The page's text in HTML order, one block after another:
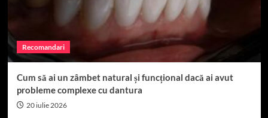
Recomandari
Cum să ai un zâmbet natural și funcțional dacă ai avut
probleme complexe cu dantura
20 iulie 2026